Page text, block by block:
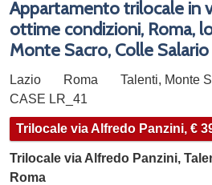
Appartamento trilocale in
ottime condizioni, Roma,
Monte Sacro, Colle Salario
Lazio Roma
Talenti, Monte
CASE LR_41
Trilocale via Alfredo Panzini, €
Trilocale via Alfredo Panzini,
Roma